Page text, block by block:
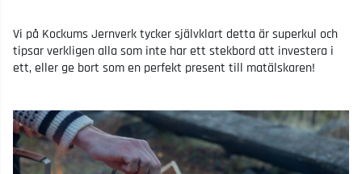
Vi på Kockums Jernverk tycker självklart detta är superkul och
tipsar verkligen alla som inte har ett stekbord att investera i
ett, eller ge bort som en perfekt present till matälskaren!